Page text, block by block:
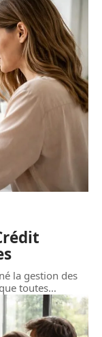
la gestion des
toutes…